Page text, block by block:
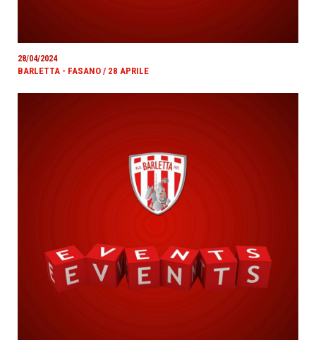
28/04/2024
BARLETTA - FASANO / 28 APRILE